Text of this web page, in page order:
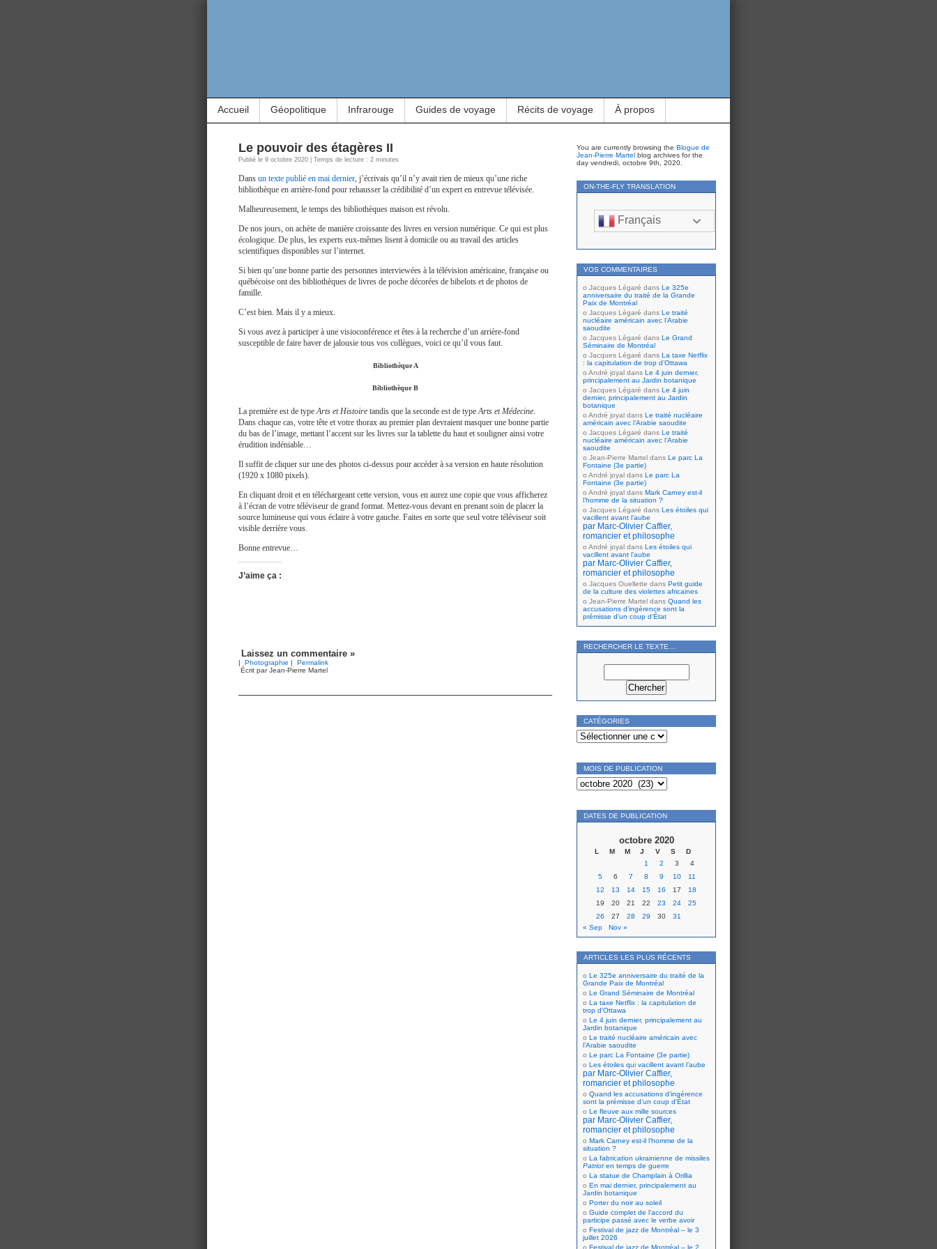
Accueil Géopolitique Infrarouge Guides de voyage Récits de voyage À propos
Le pouvoir des étagères II
Publié le 9 octobre 2020 | Temps de lecture : 2 minutes
Dans un texte publié en mai dernier, j’écrivais qu’il n’y avait rien de mieux qu’une riche
bibliothèque en arrière-fond pour rehausser la crédibilité d’un expert en entrevue télévisée.
Malheureusement, le temps des bibliothèques maison est révolu.
De nos jours, on achète de manière croissante des livres en version numérique. Ce qui est plus
écologique. De plus, les experts eux-mêmes lisent à domicile ou au travail des articles
scientifiques disponibles sur l’internet.
Si bien qu’une bonne partie des personnes interviewées à la télévision américaine, française ou
québécoise ont des bibliothèques de livres de poche décorées de bibelots et de photos de
famille.
C’est bien. Mais il y a mieux.
Si vous avez à participer à une visioconférence et êtes à la recherche d’un arrière-fond
susceptible de faire baver de jalousie tous vos collègues, voici ce qu’il vous faut.
Bibliothèque A
Bibliothèque B
La première est de typeArts et Histoire tandis que la seconde est de typeArts et Médecine.
Dans chaque cas, votre tête et votre thorax au premier plan devraient masquer une bonne partie
du bas de l’image, mettant l’accent sur les livres sur la tablette du haut et souligner ainsi votre
érudition indéniable…
Il suffit de cliquer sur une des photos ci-dessus pour accéder à sa version en haute résolution
(1920 x 1080 pixels).
En cliquant droit et en téléchargeant cette version, vous en aurez une copie que vous afficherez
à l’écran de votre téléviseur de grand format. Mettez-vous devant en prenant soin de placer la
source lumineuse qui vous éclaire à votre gauche. Faites en sorte que seul votre téléviseur soit
visible derrière vous.
Bonne entrevue…
J’aime ça :
Laissez un commentaire »
| Photographie |
Permalink
Écrit par Jean-Pierre Martel
You are currently browsing the Blogue de
Jean-Pierre Martel blog archives for the
day vendredi, octobre 9th, 2020.
ON-THE-FLY TRANSLATION
Français
VOS COMMENTAIRES
Jacques Légaré dans Le 325e
anniversaire du traité de la Grande
Paix de Montréal
Jacques Légaré dans Le traité
nucléaire américain avec l’Arabie
saoudite
Jacques Légaré dans Le Grand
Séminaire de Montréal
Jacques Légaré dans La taxe Netflix
: la capitulation de trop d’Ottawa
André joyal dans Le 4 juin dernier,
principalement au Jardin botanique
Jacques Légaré dans Le 4 juin
dernier, principalement au Jardin
botanique
André joyal dans Le traité nucléaire
américain avec l’Arabie saoudite
Jacques Légaré dans Le traité
nucléaire américain avec l’Arabie
saoudite
Jean-Pierre Martel dans Le parc La
Fontaine (3e partie)
André joyal dans Le parc La
Fontaine (3e partie)
André joyal dans Mark Carney est-il
l’homme de la situation ?
Jacques Légaré dans Les étoiles qui
vacillent avant l’aube
par Marc-Olivier Caffier,
romancier et philosophe
André joyal dans Les étoiles qui
vacillent avant l’aube
par Marc-Olivier Caffier,
romancier et philosophe
Jacques Ouellette dans Petit guide
de la culture des violettes africaines
Jean-Pierre Martel dans Quand les
accusations d’ingérence sont la
prémisse d’un coup d’État
RECHERCHER LE TEXTE…
CATÉGORIES
Catégories
MOIS DE PUBLICATION
Mois
de
publication
DATES DE PUBLICATION
octobre 2020
L M M J V S
D
1
2 3
4
5
6 7 8 9 10
11
12
13 14 15 16 17
18
19
20 21 22 23 24
25
26
27 28 29 30
31
« Sep
Nov »
ARTICLES LES PLUS RÉCENTS
Le 325e anniversaire du traité de la
Grande Paix de Montréal
Le Grand Séminaire de Montréal
La taxe Netflix : la capitulation de
trop d’Ottawa
Le 4 juin dernier, principalement au
Jardin botanique
Le traité nucléaire américain avec
l’Arabie saoudite
Le parc La Fontaine (3e partie)
Les étoiles qui vacillent avant l’aube
par Marc-Olivier Caffier,
romancier et philosophe
Quand les accusations d’ingérence
sont la prémisse d’un coup d’État
Le fleuve aux mille sources
par Marc-Olivier Caffier,
romancier et philosophe
Mark Carney est-il l’homme de la
situation ?
La fabrication ukrainienne de missiles
Patriot en temps de guerre
La statue de Champlain à Orillia
En mai dernier, principalement au
Jardin botanique
Porter du noir au soleil
Guide complet de l’accord du
participe passé avec le verbe avoir
Festival de jazz de Montréal – le 3
juillet 2026
Festival de jazz de Montréal – le 2